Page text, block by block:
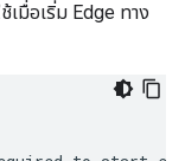
เมื่อเริ่ม Edge ทาง